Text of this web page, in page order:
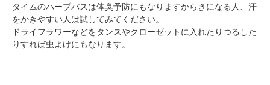
タイムのハーブバスは体臭予防にもなりますからきになる人、汗
をかきやすい人は試してみてください。
ドライフラワーなどをタンスやクローゼットに入れたりつるした
りすれば虫よけにもなります。